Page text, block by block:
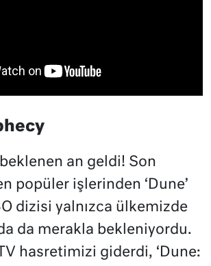
an geldi! Son
popüler işlerinden ‘Dune’
dizisi yalnızca ülkemizde
da merakla bekleniyordu.
hasretimizi giderdi, ‘Dune: